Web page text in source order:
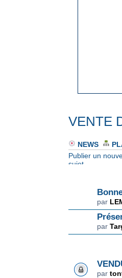
VENTE
NEWS
Publier un
sujet
par
par
par